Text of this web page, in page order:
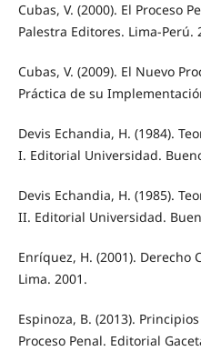
Cubas, V. (2000). El Proceso
Palestra Editores. Lima-Perú.
Cubas, V. (2009). El Nuevo
Práctica de su
Devis Echandia, H. (1984).
I. Editorial Universidad.
Devis Echandia, H. (1985).
II. Editorial Universidad.
Enríquez, H. (2001). Derecho
Lima. 2001.
Espinoza, B. (2013).
Proceso Penal. Editorial